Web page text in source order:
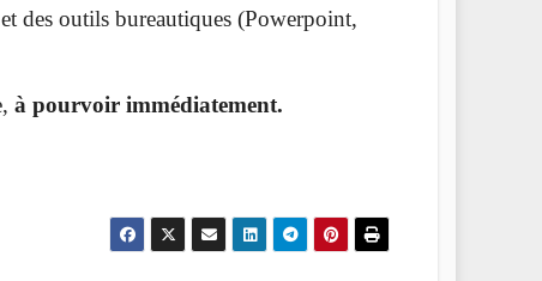
des outils bureautiques (Powerpoint,
à pourvoir immédiatement.